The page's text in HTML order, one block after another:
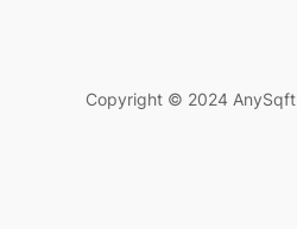
Copyright © 2024 AnySqft